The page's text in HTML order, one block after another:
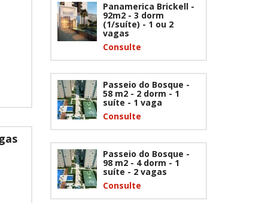
Panamerica Brickell -
92m2 - 3 dorm
(1/suíte) - 1 ou 2
vagas
Consulte
Passeio do Bosque -
58 m2 - 2 dorm - 1
suíte - 1 vaga
Consulte
Passeio do Bosque -
98 m2 - 4 dorm - 1
suíte - 2 vagas
Consulte